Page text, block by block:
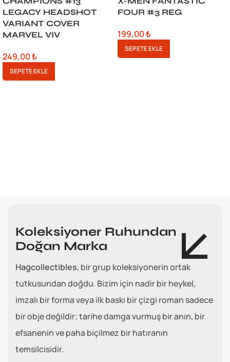
LEGACY HEADSHOT
VARIANT COVER
MARVEL VIV
249,00₺
SEPETE EKLE
FOUR #3 REG
199,00₺
SEPETE EKLE
Koleksiyoner Ruhundan
Doğan Marka
Hagcollectibles, bir grup koleksiyonerin ortak
tutkusundan doğdu. Bizim için nadir bir heykel,
imzalı bir forma veya ilk baskı bir çizgi roman sadece
bir obje değildir; tarihe damga vurmuş bir anın, bir
efsanenin ve paha biçilmez bir hatıranın
temsilcisidir.